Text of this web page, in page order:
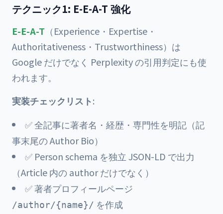
テクニック1: E-E-A-T 強化
E-E-A-T （Experience・Expertise・
Authoritativeness・Trustworthiness）は
Google だけでなく Perplexity の引用判定にも使
われます。
実装チェックリスト:
✅ 全記事に著者名・経歴・専門性を明記（記
事末尾の Author Bio）
✅ Person schema を独立 JSON-LD で出力
（Article 内の author だけでなく）
✅ 著者プロフィールページ
/author/{name}/ を作成